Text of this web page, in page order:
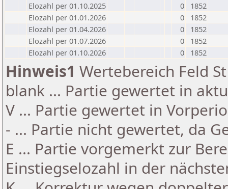
Elozahl per 01.10.2025
0
1852
Elozahl per 01.01.2026
0
1852
Elozahl per 01.04.2026
0
1852
Elozahl per 01.07.2026
0
1852
Elozahl per 01.10.2026
0 1852
Hinweis1 Wertebereich Feld
blank ... Partie gewertet in
V ... Partie gewertet in
- ... Partie nicht gewertet, da
E ... Partie vorgemerkt zur
Einstiegselozahl in der